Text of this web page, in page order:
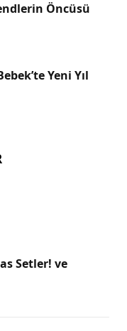
Öncüsü
Yeni Yıl
Setler! ve